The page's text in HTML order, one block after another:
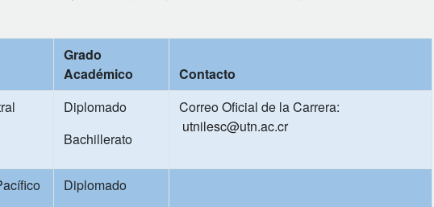
Grado
Académico
Contacto
Diplomado
Bachillerato
Correo Oficial de la Carrera:
utnilesc@utn.ac.cr
Diplomado